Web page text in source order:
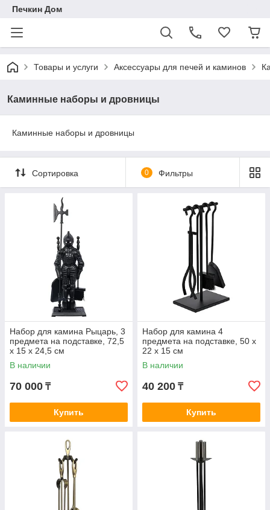
Печкин Дом
Товары и услуги Аксессуары для печей и каминов
Каминные наборы и дровницы
Каминные наборы и дровницы
Сортировка 0 Фильтры
Набор для камина Рыцарь, 3
предмета на подставке, 72,5
х 15 х 24,5 см
В наличии
70 000 ₸
Купить
Набор для камина 4
предмета на подставке, 50 х
22 х 15 см
В наличии
40 200 ₸
Купить